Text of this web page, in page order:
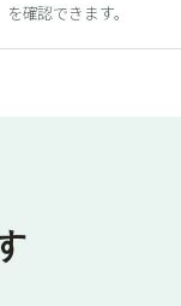
を確認できます。